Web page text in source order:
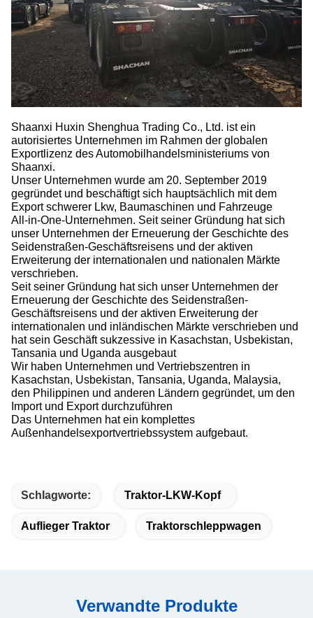
Shaanxi Huxin Shenghua Trading Co., Ltd. ist ein
autorisiertes Unternehmen im Rahmen der globalen
Exportlizenz des Automobilhandelsministeriums von
Shaanxi.
Unser Unternehmen wurde am 20. September 2019
gegründet und beschäftigt sich hauptsächlich mit dem
Export schwerer Lkw, Baumaschinen und Fahrzeuge
All-in-One-Unternehmen. Seit seiner Gründung hat sich
unser Unternehmen der Erneuerung der Geschichte des
Seidenstraßen-Geschäftsreisens und der aktiven
Erweiterung der internationalen und nationalen Märkte
verschrieben.
Seit seiner Gründung hat sich unser Unternehmen der
Erneuerung der Geschichte des Seidenstraßen-
Geschäftsreisens und der aktiven Erweiterung der
internationalen und inländischen Märkte verschrieben und
hat sein Geschäft sukzessive in Kasachstan, Usbekistan,
Tansania und Uganda ausgebaut
Wir haben Unternehmen und Vertriebszentren in
Kasachstan, Usbekistan, Tansania, Uganda, Malaysia,
den Philippinen und anderen Ländern gegründet, um den
Import und Export durchzuführen
Das Unternehmen hat ein komplettes
Außenhandelsexportvertriebssystem aufgebaut.
Schlagworte: Traktor-LKW-Kopf
Auflieger Traktor Traktorschleppwagen
Verwandte Produkte